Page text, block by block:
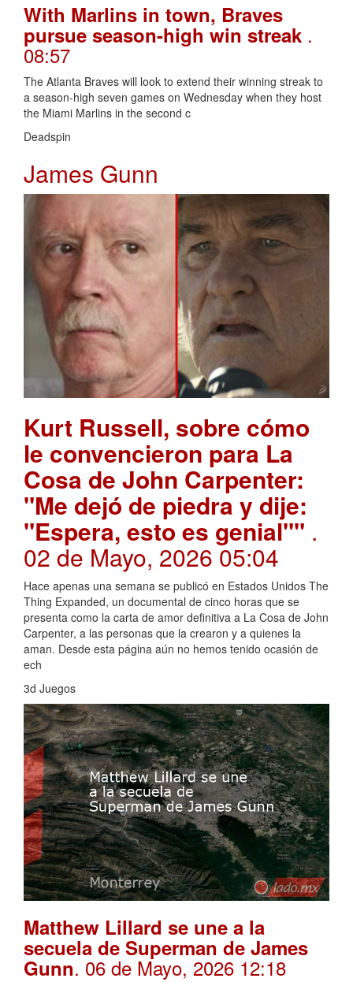
With Marlins in town, Braves
pursue season-high win streak .
08:57
The Atlanta Braves will look to extend their winning streak to
a season-high seven games on Wednesday when they host
the Miami Marlins in the second c
Deadspin
James Gunn
Kurt Russell, sobre cómo
le convencieron para La
Cosa de John Carpenter:
"Me dejó de piedra y dije:
"Espera, esto es genial"" .
02 de Mayo, 2026 05:04
Hace apenas una semana se publicó en Estados Unidos The
Thing Expanded, un documental de cinco horas que se
presenta como la carta de amor definitiva a La Cosa de John
Carpenter, a las personas que la crearon y a quienes la
aman. Desde esta página aún no hemos tenido ocasión de
ech
3d Juegos
Matthew Lillard se une a la
secuela de Superman de James
Gunn. 06 de Mayo, 2026 12:18